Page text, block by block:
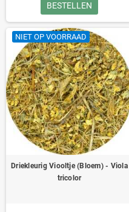
BESTELLEN
NIET OP VOORRAAD
Driekleurig Viooltje (Bloem) - Viola
tricolor